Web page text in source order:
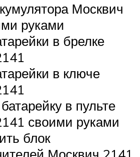
Москвич
руками
в брелке
в ключе
в пульте
своими руками
блок